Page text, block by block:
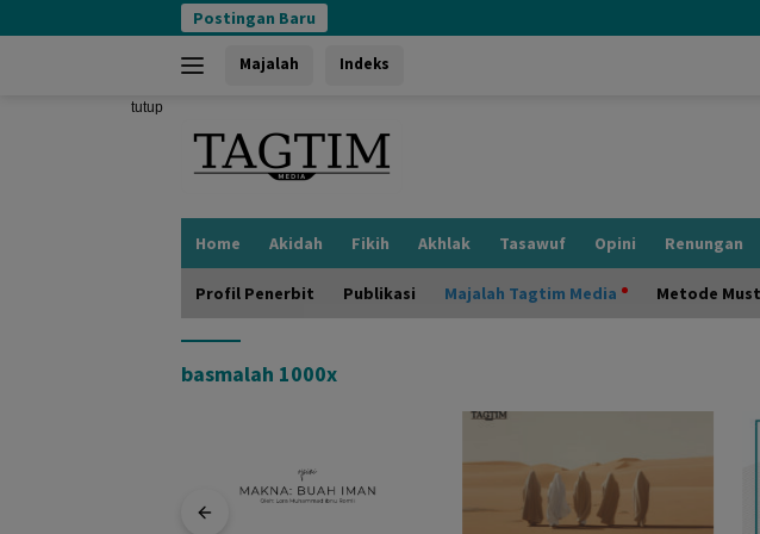
ke
Postingan Baru
Majalah Indeks
tutup
Home Akidah Fikih Akhlak Tasawuf Opini Renungan
Profil Penerbit Publikasi Majalah Tagtim Media Metode
basmalah 1000x